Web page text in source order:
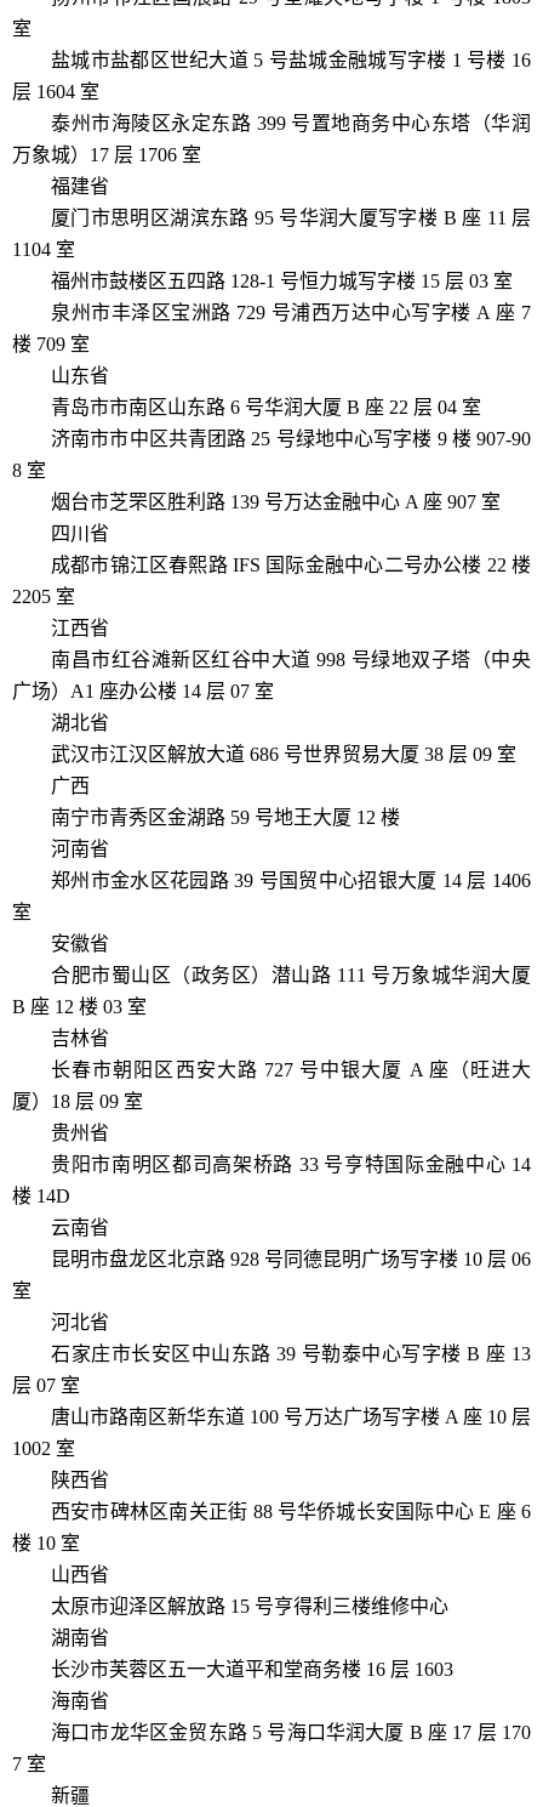
室
盐城市盐都区世纪大道 5 号盐城金融城写字楼 1 号楼 16
层 1604 室
泰州市海陵区永定东路 399 号置地商务中心东塔（华润
万象城）17 层 1706 室
福建省
厦门市思明区湖滨东路 95 号华润大厦写字楼 B 座 11 层
1104 室
福州市鼓楼区五四路 128-1 号恒力城写字楼 15 层 03 室
泉州市丰泽区宝洲路 729 号浦西万达中心写字楼 A 座 7
楼 709 室
山东省
青岛市市南区山东路 6 号华润大厦 B 座 22 层 04 室
济南市市中区共青团路 25 号绿地中心写字楼 9 楼 907-90
8 室
烟台市芝罘区胜利路 139 号万达金融中心 A 座 907 室
四川省
成都市锦江区春熙路 IFS 国际金融中心二号办公楼 22 楼
2205 室
江西省
南昌市红谷滩新区红谷中大道 998 号绿地双子塔（中央
广场）A1 座办公楼 14 层 07 室
湖北省
武汉市江汉区解放大道 686 号世界贸易大厦 38 层 09 室
广西
南宁市青秀区金湖路 59 号地王大厦 12 楼
河南省
郑州市金水区花园路 39 号国贸中心招银大厦 14 层 1406
室
安徽省
合肥市蜀山区（政务区）潜山路 111 号万象城华润大厦
B 座 12 楼 03 室
吉林省
长春市朝阳区西安大路 727 号中银大厦 A 座（旺进大
厦）18 层 09 室
贵州省
贵阳市南明区都司高架桥路 33 号亨特国际金融中心 14
楼 14D
云南省
昆明市盘龙区北京路 928 号同德昆明广场写字楼 10 层 06
室
河北省
石家庄市长安区中山东路 39 号勒泰中心写字楼 B 座 13
层 07 室
唐山市路南区新华东道 100 号万达广场写字楼 A 座 10 层
1002 室
陕西省
西安市碑林区南关正街 88 号华侨城长安国际中心 E 座 6
楼 10 室
山西省
太原市迎泽区解放路 15 号亨得利三楼维修中心
湖南省
长沙市芙蓉区五一大道平和堂商务楼 16 层 1603
海南省
海口市龙华区金贸东路 5 号海口华润大厦 B 座 17 层 170
7 室
新疆